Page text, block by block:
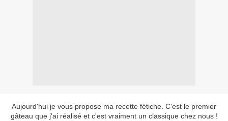
Aujourd'hui je vous propose ma recette fétiche. C'est le premier
gâteau que j'ai réalisé et c'est vraiment un classique chez nous !